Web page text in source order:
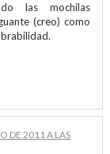
las mochilas
(creo) como
DE 2011 A LAS